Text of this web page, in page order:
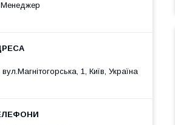
Менеджер
вул.Магнітогорська, 1, Київ, Україна